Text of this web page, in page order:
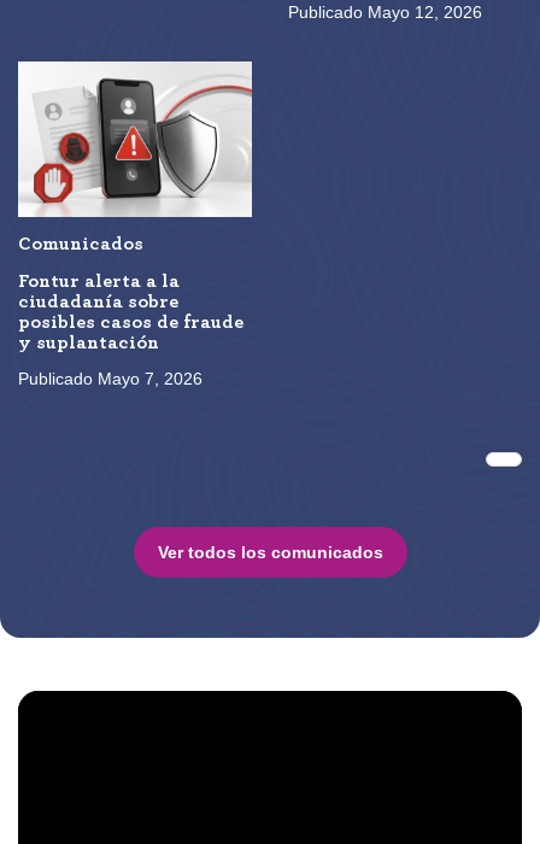
Publicado Mayo 12, 2026
Comunicados
Fontur alerta a la
ciudadanía sobre
posibles casos de fraude
y suplantación
Publicado Mayo 7, 2026
Ver todos los comunicados